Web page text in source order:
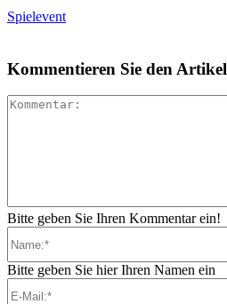
Spielevent
Kommentieren Sie den Artikel
Bitte geben Sie Ihren Kommentar ein!
Bitte geben Sie hier Ihren Namen ein